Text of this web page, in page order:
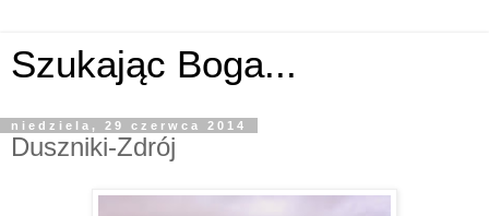
Szukając Boga...
niedziela, 29 czerwca 2014
Duszniki-Zdrój